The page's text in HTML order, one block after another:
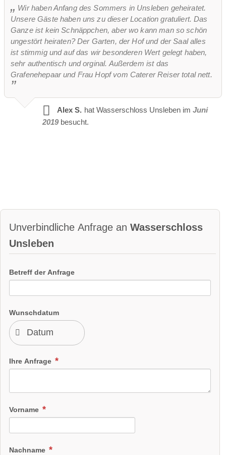
Wir haben Anfang des Sommers in Unsleben geheiratet.
Unsere Gäste haben uns zu dieser Location gratuliert. Das
Ganze ist kein Schnäppchen, aber wo kann man so schön
ungestört heiraten? Der Garten, der Hof und der Saal alles
ist stimmig und auf das wir besonderen Wert gelegt haben,
sehr authentisch und orginal. Außerdem ist das
Grafenehepaar und Frau Hopf vom Caterer Reiser total nett.
Alex S. hat Wasserschloss Unsleben im Juni
2019 besucht.
Unverbindliche Anfrage an Wasserschloss
Unsleben
Betreff der Anfrage
Wunschdatum
Ihre Anfrage
Vorname
Nachname